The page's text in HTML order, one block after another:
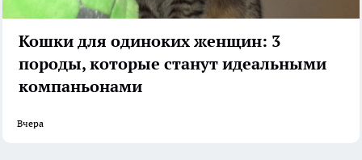
Кошки для одиноких женщин: 3
породы, которые станут идеальными
компаньонами
Вчера